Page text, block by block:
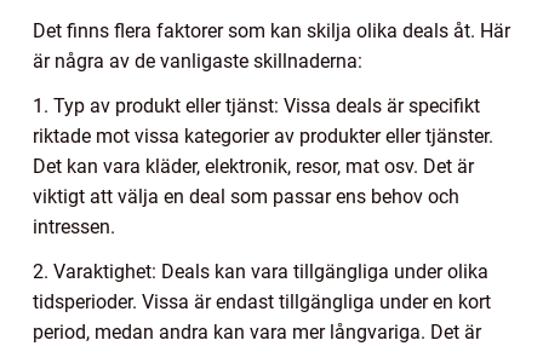
Det finns flera faktorer som kan skilja olika deals åt. Här
är några av de vanligaste skillnaderna:
1. Typ av produkt eller tjänst: Vissa deals är specifikt
riktade mot vissa kategorier av produkter eller tjänster.
Det kan vara kläder, elektronik, resor, mat osv. Det är
viktigt att välja en deal som passar ens behov och
intressen.
2. Varaktighet: Deals kan vara tillgängliga under olika
tidsperioder. Vissa är endast tillgängliga under en kort
period, medan andra kan vara mer långvariga. Det är